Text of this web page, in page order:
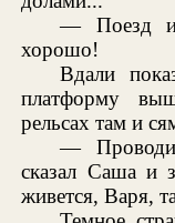
— Поезд
хорошо!
Вдали
платформу
рельсах там и
—
сказал Саша и
живется, Варя,